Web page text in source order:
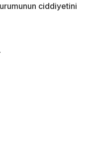
ciddiyetini